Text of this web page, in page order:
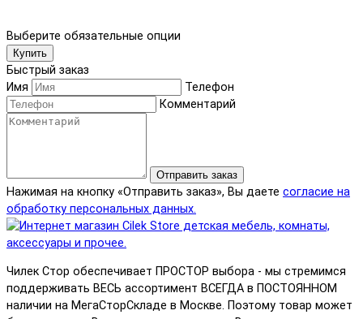
Выберите обязательные опции
Купить
Быстрый заказ
Имя
Телефон
Комментарий
Отправить заказ
Нажимая на кнопку «Отправить заказ», Вы даете согласие на
обработку персональных данных.
Чилек Стор обеспечивает ПРОСТОР выбора - мы стремимся
поддерживать ВЕСЬ ассортимент ВСЕГДА в ПОСТОЯННОМ
наличии на МегаСторСкладе в Москве. Поэтому товар может